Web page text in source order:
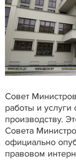
Совет
работы и услуги
производству.
Совета
официально
правовом